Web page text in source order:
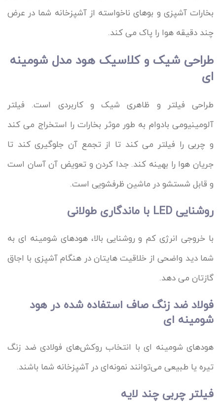
بخارات آشپزی و بوهای ناخواسته از آشپزخانه شما در عرض
چند دقیقه هوا را پاک می کند.
طراحی شیک و کلاسیک هود مدل شومینه
ای
طراحی فیلتر و ظاهری شیک و کاربردی است. فیلتر
آلومینیومی بادوام به طور موثر بخارات را استخراج می کند
و چربی را فیلتر می کند تا از تجمع آن جلوگیری کند تا
جریان هوا را بهینه کند. جدا کردن و تعویض آن آسان است
و قابل شستشو در ماشین ظرفشویی است.
روشنایی LED با ماندگاری طولانی
با خروجی انرژی کم و روشنایی بالا، هودهای شومینه ای به
شما دید واضحی از خلاقیت هایتان در هنگام آشپزی با اجاق
گازتان می دهد.
فولاد ضد زنگ صاف استفاده شده در هود
شومینه ای
هودهای شومینه ای با انتخاب روکش‌های فولادی ضد زنگ
تیره یا طبیعی می‌توانند نمونه‌ای در آشپزخانه شما باشند.
فیلتر چربی چند لایه